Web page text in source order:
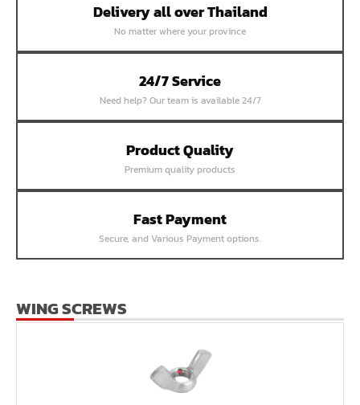
หน้าแปลนเชื่อมบอด SUS304 JEF 10K FF
หน้าแปลนเชื่อมบอด SUS304 JEF 5K FF
หน้าแปลนเชื่อมบอด SUS304 JEF 150P RF
หน้าแปลนสลิปออน SUS304 JEF 300P SORF
หน้าแปลนเชื่อม SUS304 JEF PN40 RF
หน้าแปลนเชื่อม SUS304 JEF PN25 RF
หน้าแปลนเชื่อม SUS304 JEF PN16 RF
หน้าแปลนเชื่อม SUS304 JEF 20K FF
หน้าแปลนเชื่อม SUS304 JEF 300P RF
หน้าแปลนเชื่อม SUS304 JEF 150P RF
หน้าแปลนเหล็กเกลียวใน JEF PN40
หน้าแปลนเหล็กเกลียวใน JEF PN16
Delivery all over Thailand
No matter where your province
24/7 Service
Need help? Our team is available 24/7
Product Quality
Premium quality products
Fast Payment
Secure, and Various Payment options.
WING SCREWS